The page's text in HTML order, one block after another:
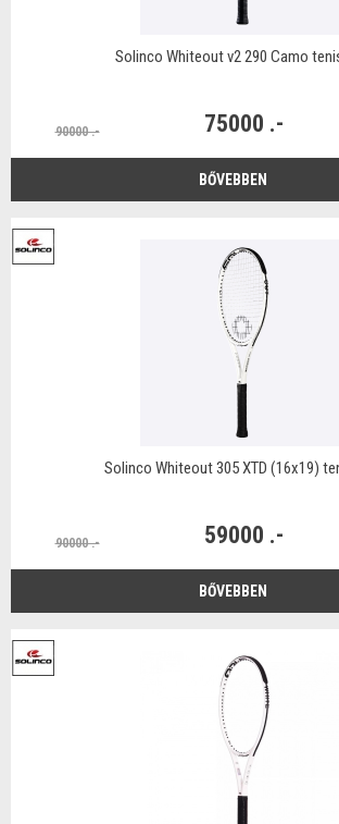
Solinco Whiteout v2 290 Camo
90000 .- 75000 .-
BŐVEBBEN
Solinco Whiteout 305 XTD (16x19)
90000 .- 59000 .-
BŐVEBBEN